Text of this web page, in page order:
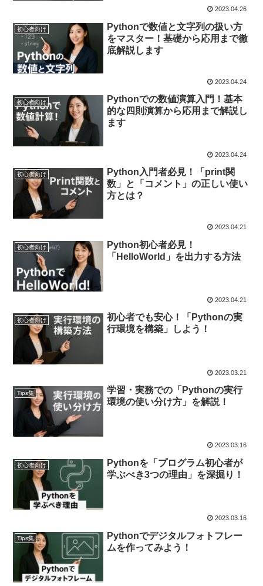
2023.04.26
初心者向け
Pythonで数値と文字列の扱い方
をマスター！基礎から応用まで徹
底解説します
2023.04.24
初心者向け
Pythonでの数値演算入門！基本
的な四則演算から応用まで解説し
ます
2023.04.24
初心者向け
Python入門者必見！「print関
数」と「コメント」の正しい使い
方とは？
2023.04.21
初心者向け
Python初心者必見！
「HelloWorld」を出力する方法
2023.04.21
初心者向け
初心者でも安心！「Pythonの実
行環境を構築」しよう！
2023.03.21
Tips集
学習・実務での「Pythonの実行
環境の使い分け方」を解説！
2023.03.16
初心者向け
Pythonを「プログラム初心者が
学ぶべき3つの理由」を深掘り！
2023.03.16
Tips集
Pythonでデジタルフォトフレー
ムを作ってみよう！